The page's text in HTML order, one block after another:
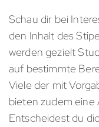
Schau dir bei
den Inhalt des
werden gezielt
auf bestimmte
Viele der mit
bieten zudem eine
Entscheidest du